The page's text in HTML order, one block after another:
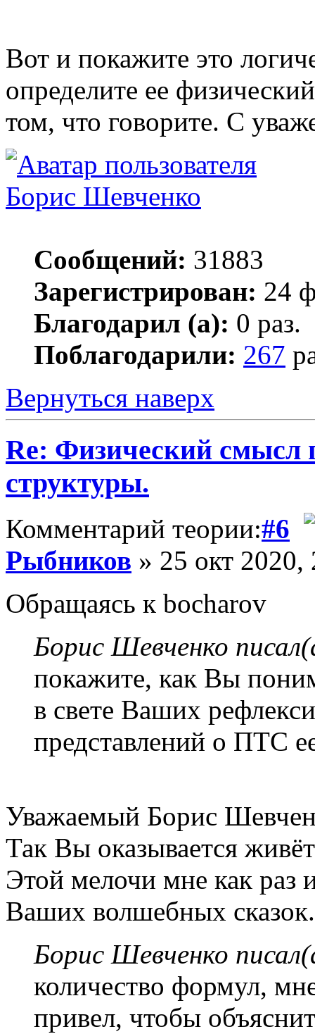
Вот и покажите это
определите ее
том, что говорите. С
Борис Шевченко
Сообщений: 31883
Зарегистрирован: 24
Благодарил (а): 0 раз.
Поблагодарили: 267
Вернуться наверх
Re: Физический смысл
структуры.
Комментарий теории:#6
Рыбников » 25 окт 2020,
Обращаясь к bocharov
Борис Шевченко
покажите, как Вы
в свете Ваших
представлений о ПТС
Уважаемый Борис
Так Вы оказывается
Этой мелочи мне как раз
Ваших волшебных сказок.
Борис Шевченко
количество формул,
привел, чтобы